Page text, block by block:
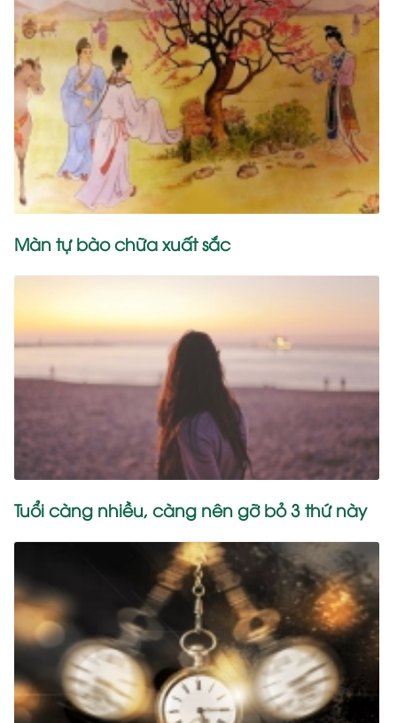
Màn tự bào chữa xuất sắc
Tuổi càng nhiều, càng nên gỡ bỏ 3 thứ này